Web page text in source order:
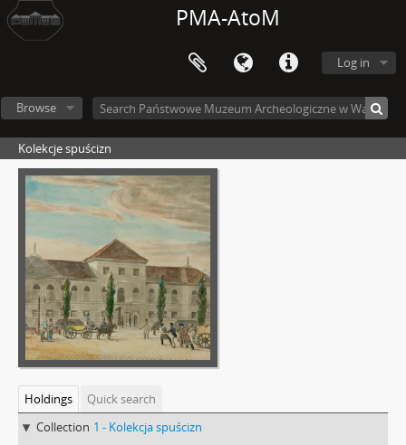
PMA-AtoM
Log in
Browse
Kolekcje spuścizn
Holdings
Quick search
Collection 1 - Kolekcja spuścizn